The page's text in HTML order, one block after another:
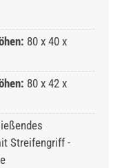
80 x 40 x
80 x 42 x
Streifengriff -